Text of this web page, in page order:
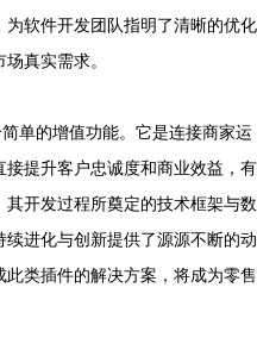
为软件开发团队指明了清晰的优化
真实需求。
单的增值功能。它是连接商家运
提升客户忠诚度和商业效益，有
开发过程所奠定的技术框架与数
进化与创新提供了源源不断的动
类插件的解决方案，将成为零售